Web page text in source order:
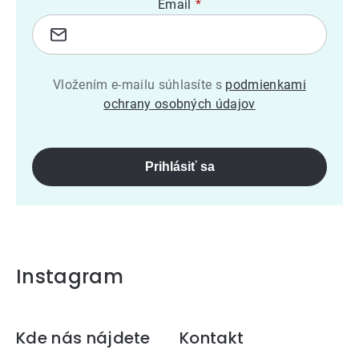
Email
Vložením e-mailu súhlasíte s podmienkami
ochrany osobných údajov
Prihlásiť sa
Instagram
Zápätie
Kde nás nájdete
Kontakt